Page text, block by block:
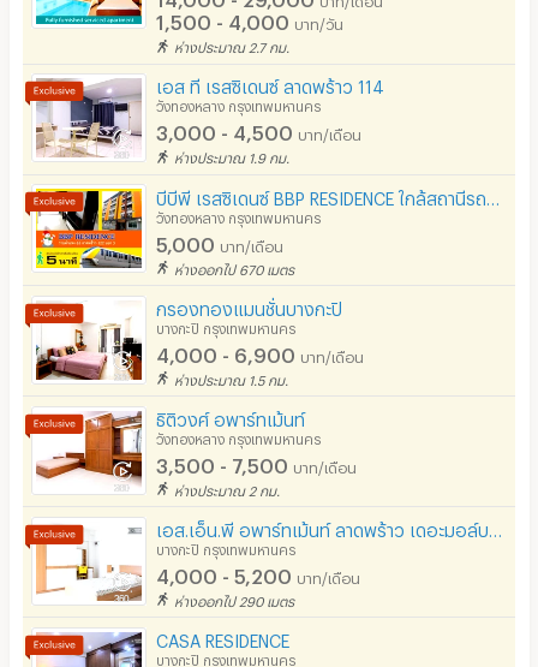
อินเทอร์เน็ตไร้สาย (WIFI) ในห้อง
มีระบบรักษาความปลอดภัย (keycard)
มีระบบรักษาความปลอดภัย (สแกนลายนิ้วมือ)
กล้องวงจรปิด (CCTV)
รปภ.
ร้านค้า สะดวกซื้อ
ร้านซัก-รีด / มีบริการเครื่องซักผ้า
ร้านทำผม-เสริมสวย
สถานี charge รถไฟฟ้า
1,500 - 4,000 บาท/วัน
ห่างประมาณ 2.7 กม.
เอส ที เรสซิเดนซ์ ลาดพร้าว 114
วังทองหลาง กรุงเทพมหานคร
3,000 - 4,500 บาท/เดือน
ห่างประมาณ 1.9 กม.
วังทองหลาง กรุงเทพมหานคร
5,000 บาท/เดือน
ห่างออกไป 670 เมตร
กรองทองแมนชั่นบางกะปิ
บางกะปิ กรุงเทพมหานคร
4,000 - 6,900 บาท/เดือน
ห่างประมาณ 1.5 กม.
ธิติวงศ์ อพาร์ทเม้นท์
วังทองหลาง กรุงเทพมหานคร
3,500 - 7,500 บาท/เดือน
ห่างประมาณ 2 กม.
บางกะปิ กรุงเทพมหานคร
4,000 - 5,200 บาท/เดือน
ห่างออกไป 290 เมตร
CASA RESIDENCE
บางกะปิ กรุงเทพมหานคร